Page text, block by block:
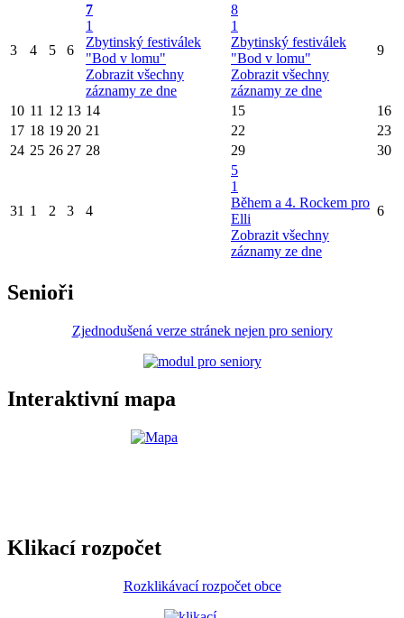
3 4 5 6
7
1
Zbytinský festiválek
"Bod v lomu"
Zobrazit všechny
záznamy ze dne
8
1
Zbytinský festiválek
"Bod v lomu"
Zobrazit všechny
záznamy ze dne
9
10 11 12 13 14 15
16
17 18 19 20 21 22
23
24 25 26 27 28 29 30
31 1 2 3 4
5
1
Během a 4. Rockem pro
Elli
Zobrazit všechny
záznamy ze dne
6
Senioři
Zjednodušená verze stránek nejen pro seniory
Interaktivní mapa
Klikací rozpočet
Rozklikávací rozpočet obce